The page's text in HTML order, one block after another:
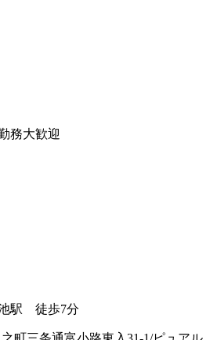
務大歓迎
駅 徒歩7分